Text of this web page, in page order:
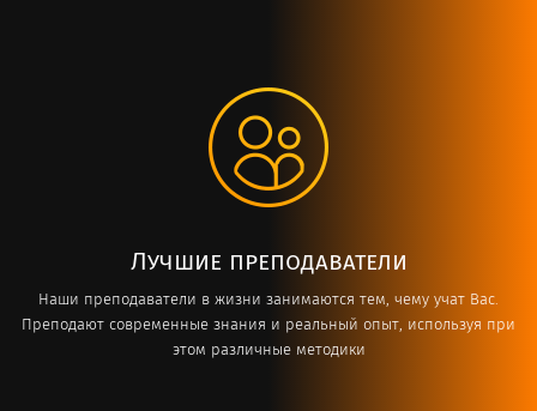
Лучшие преподаватели
Наши преподаватели в жизни занимаются тем, чему учат Вас.
Преподают современные знания и реальный опыт, используя при
этом различные методики